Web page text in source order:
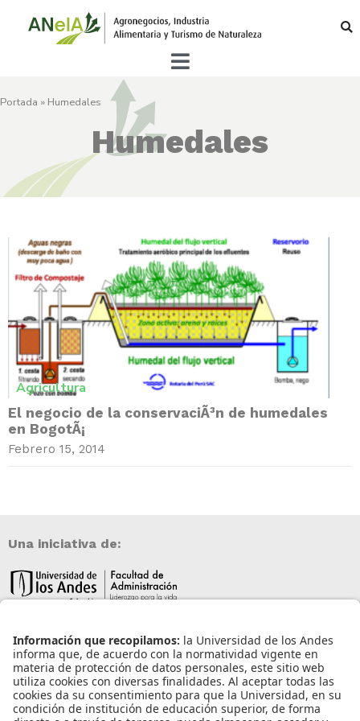
Portada » Humedales
Humedales
Agricultura
El negocio de la conservaciÃ³n de humedales
en BogotÃ¡
Febrero 15, 2014
Una iniciativa de:
Información de contacto
info@aneia.edu.co
Bogotá, Colombia